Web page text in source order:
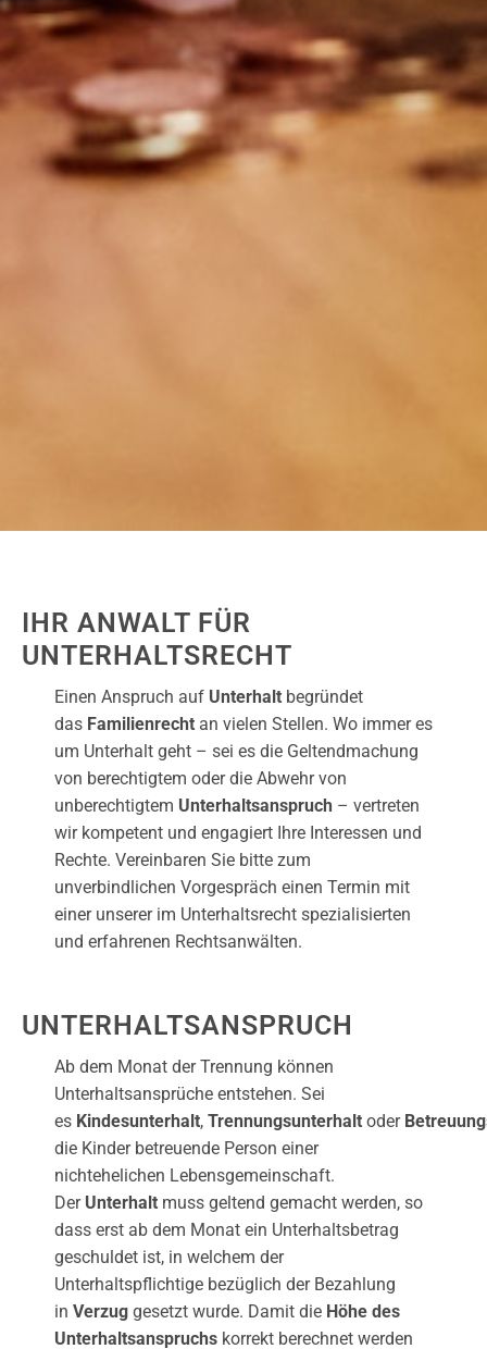
IHR ANWALT FÜR
UNTERHALTSRECHT
Einen Anspruch auf Unterhalt begründet
das Familienrecht an vielen Stellen. Wo immer es
um Unterhalt geht – sei es die Geltendmachung
von berechtigtem oder die Abwehr von
unberechtigtem Unterhaltsanspruch – vertreten
wir kompetent und engagiert Ihre Interessen und
Rechte. Vereinbaren Sie bitte zum
unverbindlichen Vorgespräch einen Termin mit
einer unserer im Unterhaltsrecht spezialisierten
und erfahrenen Rechtsanwälten.
UNTERHALTSANSPRUCH
Ab dem Monat der Trennung können
Unterhaltsansprüche entstehen. Sei
es Kindesunterhalt, Trennungsunterhalt oder
die Kinder betreuende Person einer
nichtehelichen Lebensgemeinschaft.
Der Unterhalt muss geltend gemacht werden, so
dass erst ab dem Monat ein Unterhaltsbetrag
geschuldet ist, in welchem der
Unterhaltspflichtige bezüglich der Bezahlung
in Verzug gesetzt wurde. Damit die Höhe des
Unterhaltsanspruchs korrekt berechnet werden